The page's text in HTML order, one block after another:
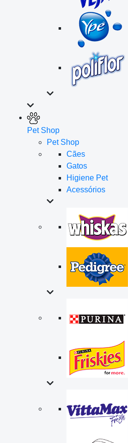
Pet Shop
Pet Shop
Cães
Gatos
Higiene Pet
Acessórios